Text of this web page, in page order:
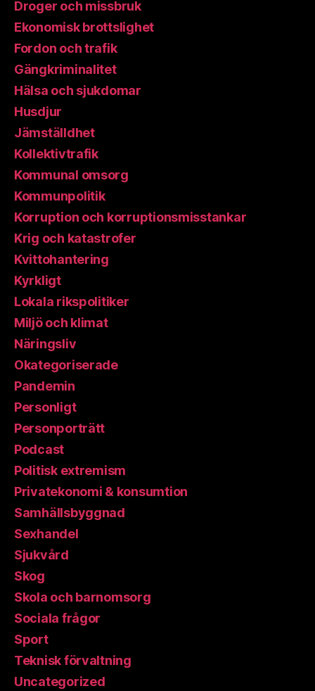
Droger och missbruk
Ekonomisk brottslighet
Fordon och trafik
Gängkriminalitet
Hälsa och sjukdomar
Husdjur
Jämställdhet
Kollektivtrafik
Kommunal omsorg
Kommunpolitik
Korruption och korruptionsmisstankar
Krig och katastrofer
Kvittohantering
Kyrkligt
Lokala rikspolitiker
Miljö och klimat
Näringsliv
Okategoriserade
Pandemin
Personligt
Personporträtt
Podcast
Politisk extremism
Privatekonomi & konsumtion
Samhällsbyggnad
Sexhandel
Sjukvård
Skog
Skola och barnomsorg
Sociala frågor
Sport
Teknisk förvaltning
Uncategorized